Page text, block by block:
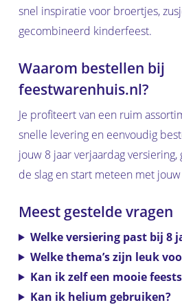
snel inspiratie voor broertjes,
gecombineerd kinderfeest.
Waarom bestellen bij
feestwarenhuis.nl?
Je profiteert van een ruim
snelle levering en eenvoudig
jouw 8 jaar verjaardag versiering,
de slag en start meteen met
Meest gestelde vragen
Welke versiering past bij 8
Welke thema’s zijn leuk
Kan ik zelf een mooie
Kan ik helium gebruiken?